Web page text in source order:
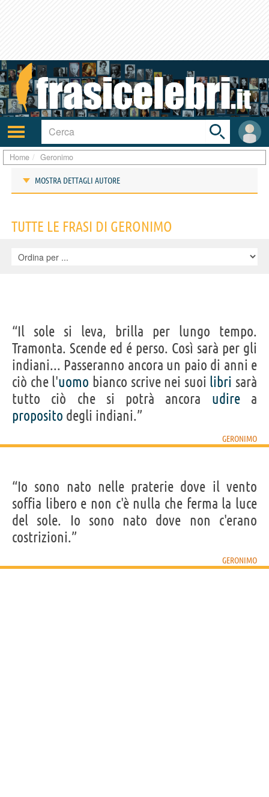
Attiva/disattiva
navigazione
User
area
Toggle
search
bar
Home Geronimo
MOSTRA DETTAGLI AUTORE
IDENTIKIT E DATI ANAGRAFICI
Cognome
Geronimo
Nato 16 giugno 1829 a Clifton
Morto 17 febbraio 1909
Sesso maschile
Nazionalità statunitense
Professione condottiero,capo indiano(capo indiano della tribù
Apache
Segno zodiacale Gemelli
6
“Il sole si leva, brilla per lungo tempo. Tramonta.
Scende ed é perso. Così sarà per gli indiani...
Passeranno ancora un paio di anni e ciò che l'uomo
bianco scrive nei suoi libri sarà tutto ciò che si
GERONIMO
TUTTE LE FRASI DI GERONIMO
“Il sole si leva, brilla per lungo tempo.
Tramonta. Scende ed é perso. Così sarà per gli
indiani... Passeranno ancora un paio di anni e
ciò che l'uomo bianco scrive nei suoi libri sarà
tutto ciò che si potrà ancora udirea
proposito degli indiani.”
GERONIMO
“Io sono nato nelle praterie dove il vento
soffia libero e non c'è nulla che ferma la luce
del sole. Io sono nato dove non c'erano
costrizioni.”
GERONIMO